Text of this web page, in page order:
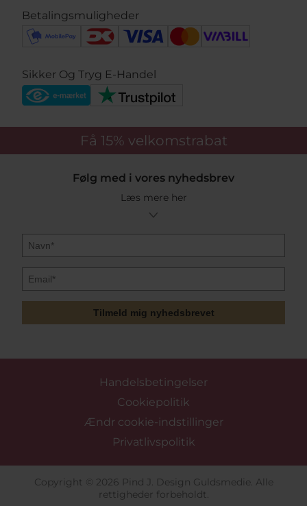
Betalingsmuligheder
Sikker Og Tryg E-Handel
Få 15% velkomstrabat
Følg med i vores nyhedsbrev
Læs mere her
Tilmeld mig nyhedsbrevet
Handelsbetingelser
Cookiepolitik
Ændr cookie-indstillinger
Privatlivspolitik
Copyright © 2026 Pind J. Design Guldsmedie. Alle
rettigheder forbeholdt.